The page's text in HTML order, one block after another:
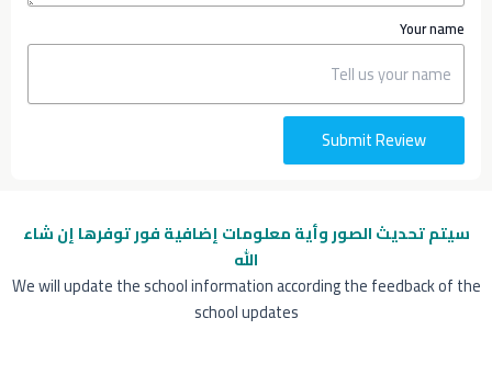
سيتم تحديث الصور وأية معلومات إضافيةفور توفرها إن شاء
الله
We will update the school information according the feedback of the
school updates
Your name
Submit Review